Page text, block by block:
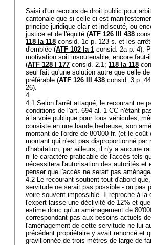
Saisi d'un recours de droit public pour
cantonale que si celle-ci est
principe juridique clair et indiscuté, ou
justice et de l'équité (ATF 126 III 438
118 Ia 118 consid. 1c p. 123 s. et les
d'emblée (ATF 102 Ia 1 consid. 2a p. 4).
motivation soit insoutenable; encore
(ATF 128 I 177 consid. 2.1; 118 Ia 118
seul fait qu'une solution autre que celle
préférable (ATF 126 III 438 consid. 3 p.
26).
4.
4.1 Selon l'arrêt attaqué, le recourant ne
conditions de l'art. 694 al. 1 CC n'étant
à la voie publique pour tous véhicules;
consiste en une bande herbeuse, son
montant de l'ordre de 80'000 fr. (et le
montant qui n'est pas disproportionné
d'habitation; par ailleurs, il n'y a aucune
ni le caractère praticable de l'accès tels
nécessitera l'autorisation des autorités
penser que l'accès ne serait pas
4.2 Le recourant soutient tout d'abord
servitude ne serait pas possible - ou pas
voire souvent impossible. Il reproche à
l'expert laisse une déclivité de 12% et
estime donc qu'un aménagement de
correspondant pas aux besoins actuels
l'aménagement de cette servitude ne lui
précédent propriétaire y avait renoncé et
gravillonnée de trois mètres de large de